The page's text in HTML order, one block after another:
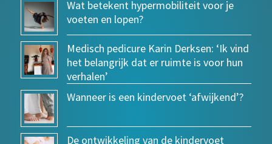
Wat betekent hypermobiliteit voor je
voeten en lopen?
Medisch pedicure Karin Derksen: ‘Ik vind
het belangrijk dat er ruimte is voor hun
verhalen’
Wanneer is een kindervoet ‘afwijkend’?
De ontwikkeling van de kindervoet